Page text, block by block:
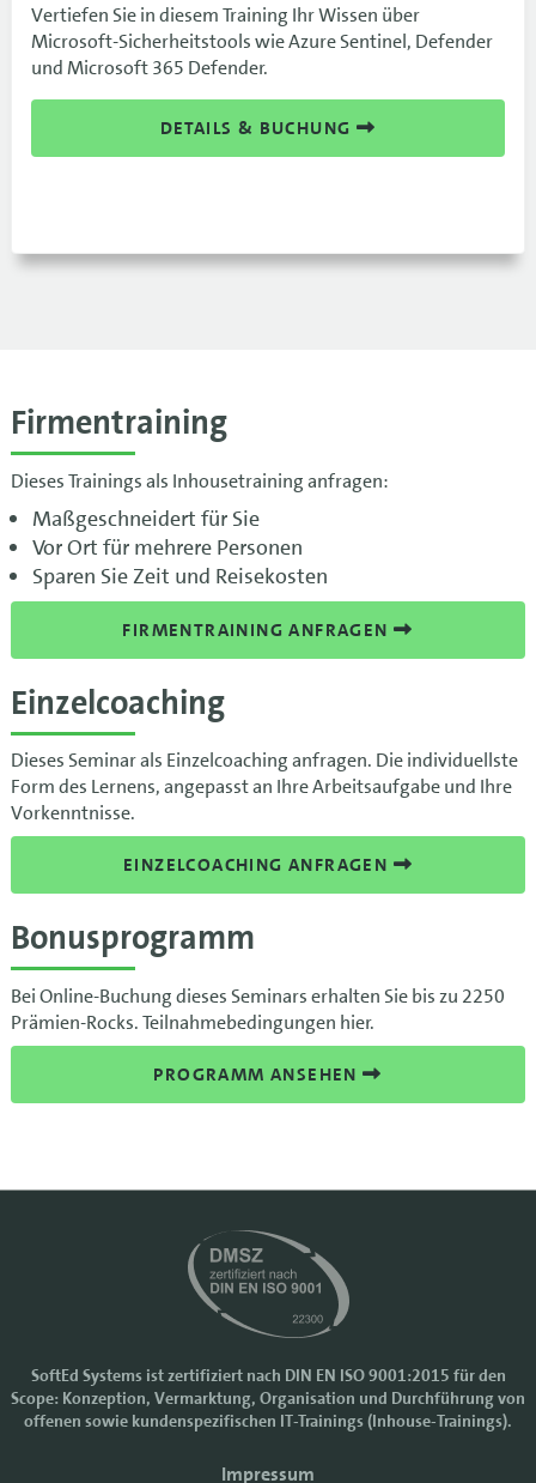
Vertiefen Sie in diesem Training Ihr Wissen über
Microsoft-Sicherheitstools wie Azure Sentinel, Defender
und Microsoft 365 Defender.
DETAILS & BUCHUNG
Firmentraining
Dieses Trainings als Inhousetraining anfragen:
Maßgeschneidert für Sie
Vor Ort für mehrere Personen
Sparen Sie Zeit und Reisekosten
FIRMENTRAINING ANFRAGEN
Einzelcoaching
Dieses Seminar als Einzelcoaching anfragen. Die individuellste
Form des Lernens, angepasst an Ihre Arbeitsaufgabe und Ihre
Vorkenntnisse.
EINZELCOACHING ANFRAGEN
Bonusprogramm
Bei Online-Buchung dieses Seminars erhalten Sie bis zu 2250
Prämien-Rocks. Teilnahmebedingungen hier.
PROGRAMM ANSEHEN
SoftEd Systems ist zertifiziert nach DIN EN ISO 9001:2015 für den
Scope: Konzeption, Vermarktung, Organisation und Durchführung von
offenen sowie kundenspezifischen IT-Trainings (Inhouse-Trainings).
Impressum
Cookie-Einstellungen
verbessern. Manche Cookies sind notwendig, damit unsere Website